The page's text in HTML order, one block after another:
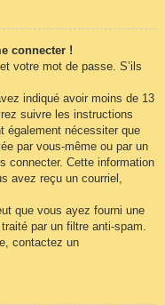
connecter !
votre mot de passe. S’ils
indiqué avoir moins de 13
suivre les instructions
également nécessiter que
par vous-même ou par un
connecter. Cette information
avez reçu un courriel,
que vous ayez fourni une
par un filtre anti-spam.
contactez un